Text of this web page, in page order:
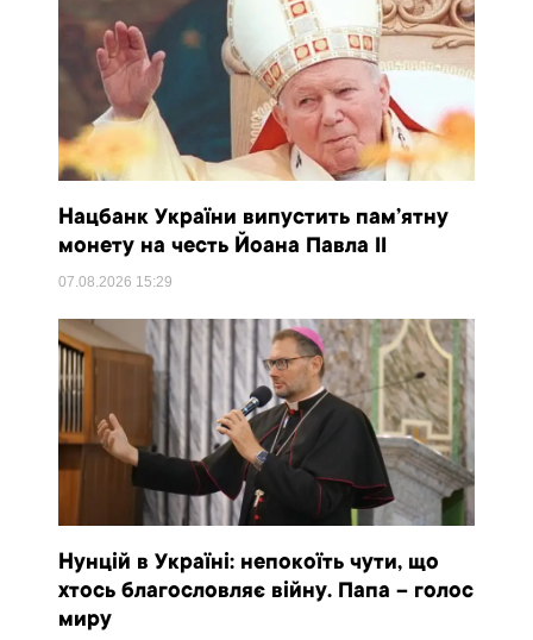
Нацбанк України випустить пам’ятну
монету на честь Йоана Павла II
07.08.2026 15:29
Нунцій в Україні: непокоїть чути, що
хтось благословляє війну. Папа – голос
миру